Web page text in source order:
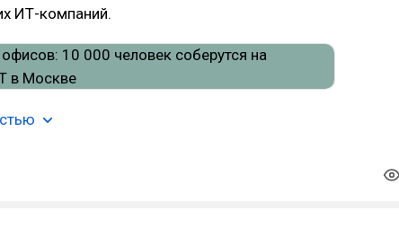
ИТ-компаний.